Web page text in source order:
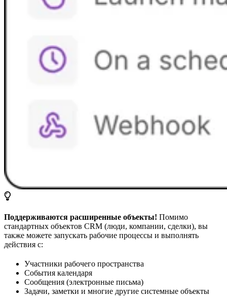
Поддерживаются расширенные объекты! Помимо
стандартных объектов CRM (люди, компании, сделки), вы
также можете запускать рабочие процессы и выполнять
действия с:
Участники рабочего пространства
События календаря
Сообщения (электронные письма)
Задачи, заметки и многие другие системные объекты